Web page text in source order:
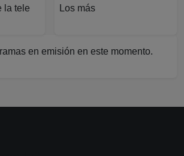
la tele
Los más
en emisión en este momento.